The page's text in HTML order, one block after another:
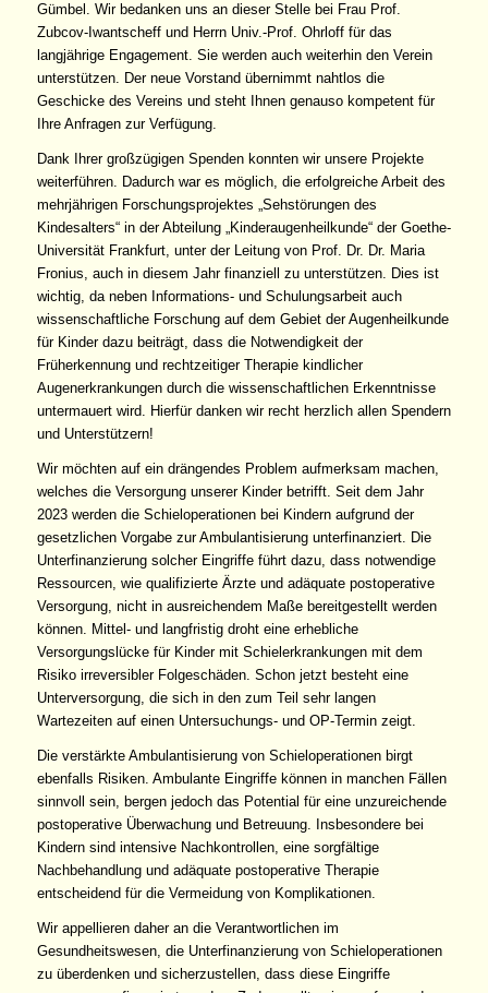
Gümbel. Wir bedanken uns an dieser Stelle bei Frau Prof.
Zubcov-Iwantscheff und Herrn Univ.-Prof. Ohrloff für das
langjährige Engagement. Sie werden auch weiterhin den Verein
unterstützen. Der neue Vorstand übernimmt nahtlos die
Geschicke des Vereins und steht Ihnen genauso kompetent für
Ihre Anfragen zur Verfügung.
Dank Ihrer großzügigen Spenden konnten wir unsere Projekte
weiterführen. Dadurch war es möglich, die erfolgreiche Arbeit des
mehrjährigen Forschungsprojektes „Sehstörungen des
Kindesalters“ in der Abteilung „Kinderaugenheilkunde“ der Goethe-
Universität Frankfurt, unter der Leitung von Prof. Dr. Dr. Maria
Fronius, auch in diesem Jahr finanziell zu unterstützen. Dies ist
wichtig, da neben Informations- und Schulungsarbeit auch
wissenschaftliche Forschung auf dem Gebiet der Augenheilkunde
für Kinder dazu beiträgt, dass die Notwendigkeit der
Früherkennung und rechtzeitiger Therapie kindlicher
Augenerkrankungen durch die wissenschaftlichen Erkenntnisse
untermauert wird. Hierfür danken wir recht herzlich allen Spendern
und Unterstützern!
Wir möchten auf ein drängendes Problem aufmerksam machen,
welches die Versorgung unserer Kinder betrifft. Seit dem Jahr
2023 werden die Schieloperationen bei Kindern aufgrund der
gesetzlichen Vorgabe zur Ambulantisierung unterfinanziert. Die
Unterfinanzierung solcher Eingriffe führt dazu, dass notwendige
Ressourcen, wie qualifizierte Ärzte und adäquate postoperative
Versorgung, nicht in ausreichendem Maße bereitgestellt werden
können. Mittel- und langfristig droht eine erhebliche
Versorgungslücke für Kinder mit Schielerkrankungen mit dem
Risiko irreversibler Folgeschäden. Schon jetzt besteht eine
Unterversorgung, die sich in den zum Teil sehr langen
Wartezeiten auf einen Untersuchungs- und OP-Termin zeigt.
Die verstärkte Ambulantisierung von Schieloperationen birgt
ebenfalls Risiken. Ambulante Eingriffe können in manchen Fällen
sinnvoll sein, bergen jedoch das Potential für eine unzureichende
postoperative Überwachung und Betreuung. Insbesondere bei
Kindern sind intensive Nachkontrollen, eine sorgfältige
Nachbehandlung und adäquate postoperative Therapie
entscheidend für die Vermeidung von Komplikationen.
Wir appellieren daher an die Verantwortlichen im
Gesundheitswesen, die Unterfinanzierung von Schieloperationen
zu überdenken und sicherzustellen, dass diese Eingriffe